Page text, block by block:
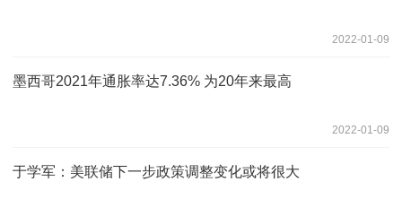
2022-01-09
墨西哥2021年通胀率达7.36% 为20年来最高
2022-01-09
于学军：美联储下一步政策调整变化或将很大